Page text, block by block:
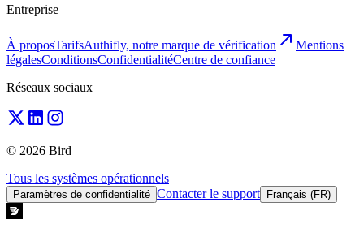
Entreprise
À proposTarifsAuthifly, notre marque de vérification
Mentions
légalesConditionsConfidentialitéCentre de confiance
Réseaux sociaux
© 2026 Bird
Tous les systèmes opérationnels
Paramètres de confidentialité Contacter le support Français (FR)